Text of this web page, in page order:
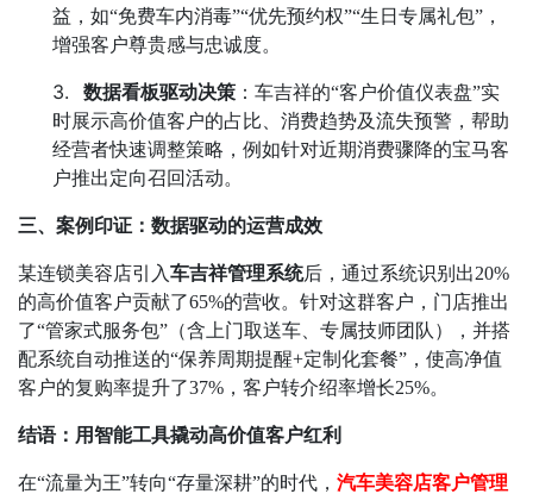
益，如“免费车内消毒”“优先预约权”“生日专属礼包” ，
增强客户尊贵感与忠诚度。
3. 数据看板驱动决策 ：车吉祥的“客户价值仪表盘”实
时展示高价值客户的占比、消费趋势及流失预警，帮助
经营者快速调整策略，例如针对近期消费骤降的宝马客
户推出定向召回活动。
三、案例印证：数据驱动的运营成效
某连锁美容店引入车吉祥管理系统后，通过系统识别出20%
的高价值客户贡献了65%的营收。针对这群客户，门店推出
了“管家式服务包” （含上门取送车、专属技师团队），并搭
配系统自动推送的“保养周期提醒+定制化套餐” ，使高净值
客户的复购率提升了37% ，客户转介绍率增长25%。
结语：用智能工具撬动高价值客户红利
在“流量为王”转向“存量深耕”的时代， 汽车美容店客户管理